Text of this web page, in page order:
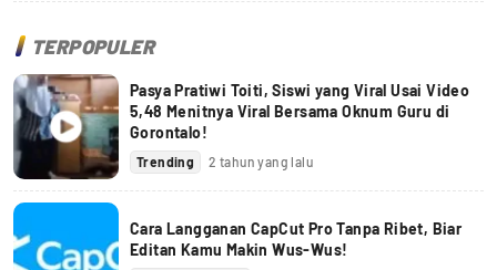
TERPOPULER
Pasya Pratiwi Toiti, Siswi yang Viral Usai Video
5,48 Menitnya Viral Bersama Oknum Guru di
Gorontalo!
Trending 2 tahun yang lalu
Cara Langganan CapCut Pro Tanpa Ribet, Biar
Editan Kamu Makin Wus-Wus!